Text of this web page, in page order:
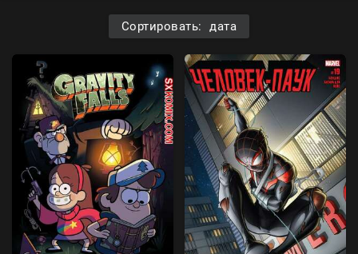
Сортировать: дата